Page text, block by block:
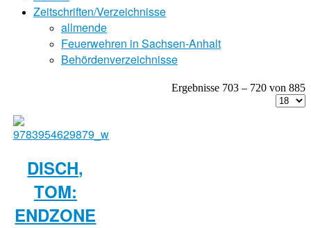
Zeitschriften/Verzeichnisse
allmende
Feuerwehren in Sachsen-Anhalt
Behördenverzeichnisse
Ergebnisse 703 – 720 von 885
DISCH,
TOM:
ENDZONE